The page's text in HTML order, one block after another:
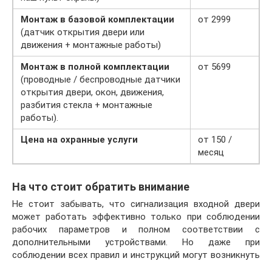
Монтаж в базовой комплектации
(датчик открытия двери или
движения + монтажные работы)
от 2999
Монтаж в полной комплектации
(проводные / беспроводные датчики
открытия двери, окон, движения,
разбития стекла + монтажные
работы).
от 5699
Цена на охранные услуги
от 150 /
месяц
На что стоит обратить внимание
Не стоит забывать, что сигнализация входной двери
может работать эффективно только при соблюдении
рабочих параметров и полном соответствии с
дополнительными устройствами. Но даже при
соблюдении всех правил и инструкций могут возникнуть